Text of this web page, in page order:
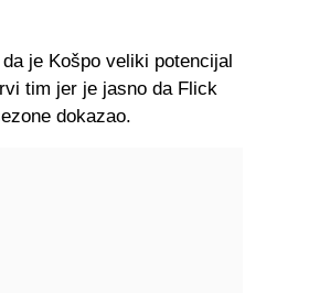
je Košpo veliki potencijal
tim jer je jasno da Flick
dokazao.